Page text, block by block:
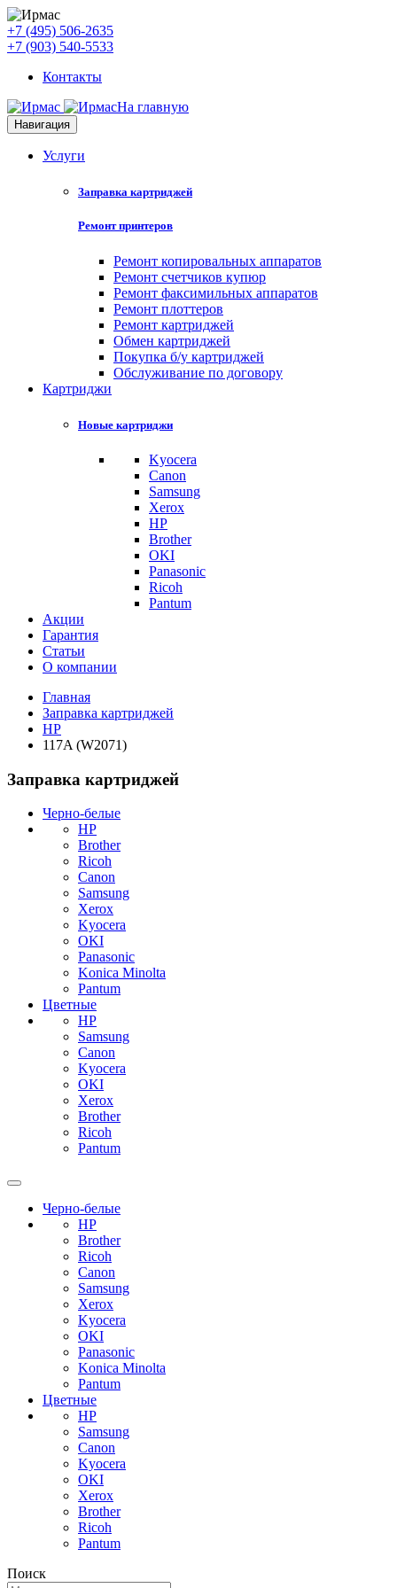
+7 (495) 506-2635
+7 (903) 540-5533
Контакты
На главную
Навигация
Услуги
Заправка картриджей
Ремонт принтеров
Ремонт копировальных аппаратов
Ремонт счетчиков купюр
Ремонт факсимильных аппаратов
Ремонт плоттеров
Ремонт картриджей
Обмен картриджей
Покупка б/у картриджей
Обслуживание по договору
Картриджи
Новые картриджи
Kyocera
Canon
Samsung
Xerox
HP
Brother
OKI
Panasonic
Ricoh
Pantum
Акции
Гарантия
Статьи
О компании
Главная
Заправка картриджей
HP
117A (W2071)
Заправка картриджей
Черно-белые
HP
Brother
Ricoh
Canon
Samsung
Xerox
Kyocera
OKI
Panasonic
Konica Minolta
Pantum
Цветные
HP
Samsung
Canon
Kyocera
OKI
Xerox
Brother
Ricoh
Pantum
Черно-белые
HP
Brother
Ricoh
Canon
Samsung
Xerox
Kyocera
OKI
Panasonic
Konica Minolta
Pantum
Цветные
HP
Samsung
Canon
Kyocera
OKI
Xerox
Brother
Ricoh
Pantum
Поиск